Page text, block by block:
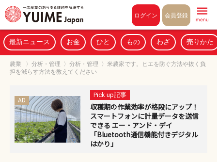
ログイン 会員登録
menu
最新ニュース お金 ひと もの わざ 売りかた
農業 〉 分析・管理 〉 分析・管理 〉 米農家です。ヒエを防ぐ方法や抜く負
担を減らす方法を教えてください
AD
Pick up記事
収穫期の作業効率が格段にアップ！
スマートフォンに計量データを送信
できる エー・アンド・デイ
「Bluetooth通信機能付きデジタル
はかり」